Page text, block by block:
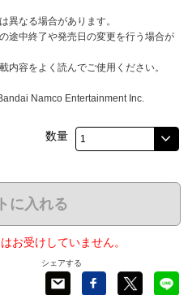
ドル同好会
異なる場合があります。
途中終了や発売日の変更を行う場合が
容をよく読んでご使用ください。
Namco Entertainment Inc.
数量
に入れる
お受けしていません。
シェアする